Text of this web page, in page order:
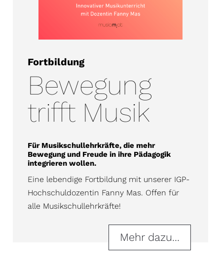
Fortbildung
Bewegung
trifft Musik
Für Musikschullehrkräfte, die mehr
Bewegung und Freude in ihre Pädagogik
integrieren wollen.
Eine lebendige Fortbildung mit unserer IGP-
Hochschuldozentin Fanny Mas. Offen für
alle Musikschullehrkräfte!
Mehr dazu...